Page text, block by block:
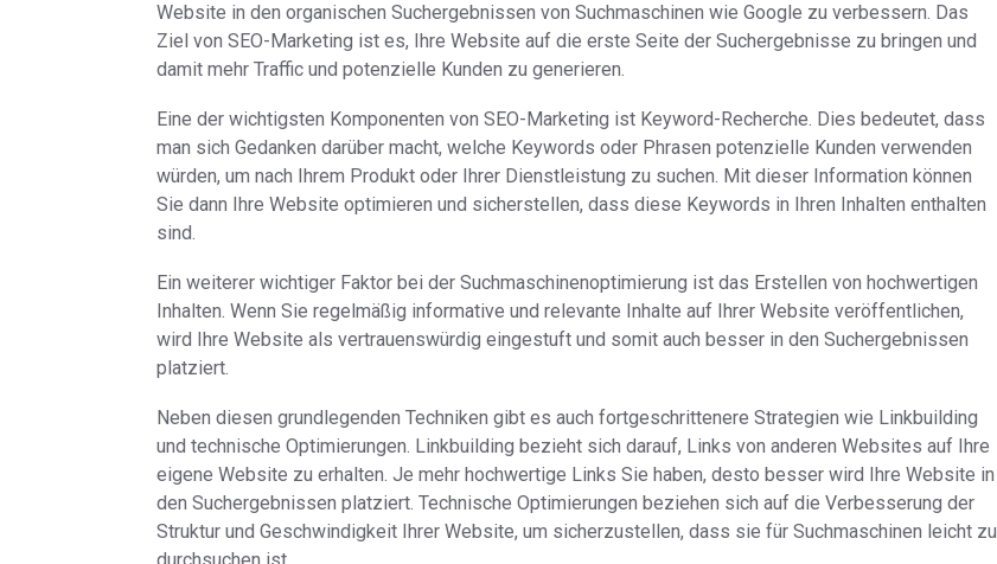
Website in den organischen Suchergebnissen von Suchmaschinen wie Google zu verbessern. Das
Ziel von SEO-Marketing ist es, Ihre Website auf die erste Seite der Suchergebnisse zu bringen und
damit mehr Traffic und potenzielle Kunden zu generieren.
Eine der wichtigsten Komponenten von SEO-Marketing ist Keyword-Recherche. Dies bedeutet, dass
man sich Gedanken darüber macht, welche Keywords oder Phrasen potenzielle Kunden verwenden
würden, um nach Ihrem Produkt oder Ihrer Dienstleistung zu suchen. Mit dieser Information können
Sie dann Ihre Website optimieren und sicherstellen, dass diese Keywords in Ihren Inhalten enthalten
sind.
Ein weiterer wichtiger Faktor bei der Suchmaschinenoptimierung ist das Erstellen von hochwertigen
Inhalten. Wenn Sie regelmäßig informative und relevante Inhalte auf Ihrer Website veröffentlichen,
wird Ihre Website als vertrauenswürdig eingestuft und somit auch besser in den Suchergebnissen
platziert.
Neben diesen grundlegenden Techniken gibt es auch fortgeschrittenere Strategien wie Linkbuilding
und technische Optimierungen. Linkbuilding bezieht sich darauf, Links von anderen Websites auf Ihre
eigene Website zu erhalten. Je mehr hochwertige Links Sie haben, desto besser wird Ihre Website in
den Suchergebnissen platziert. Technische Optimierungen beziehen sich auf die Verbesserung der
Struktur und Geschwindigkeit Ihrer Website, um sicherzustellen, dass sie für Suchmaschinen leicht zu